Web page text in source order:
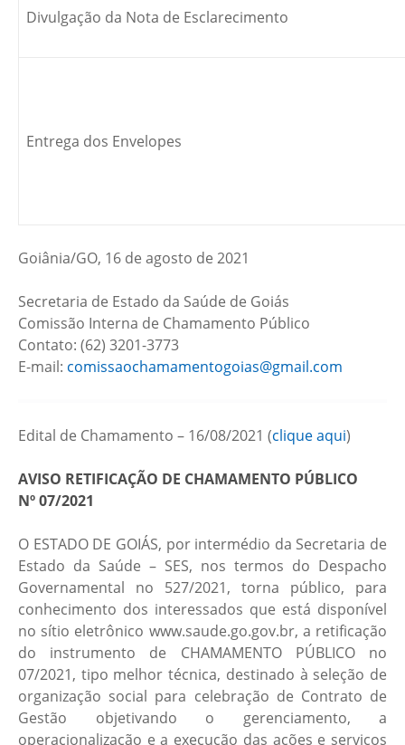
Divulgação da Nota de Esclarecimento
Entrega dos Envelopes
Goiânia/GO, 16 de agosto de 2021
Secretaria de Estado da Saúde de Goiás
Comissão Interna de Chamamento Público
Contato: (62) 3201-3773
E-mail: comissaochamamentogoias@gmail.com
Edital de Chamamento – 16/08/2021 (clique aqui)
AVISO RETIFICAÇÃO DE CHAMAMENTO PÚBLICO
Nº 07/2021
O ESTADO DE GOIÁS, por intermédio da Secretaria de
Estado da Saúde – SES, nos termos do Despacho
Governamental no 527/2021, torna público, para
conhecimento dos interessados que está disponível
no sítio eletrônico www.saude.go.gov.br, a retificação
do instrumento de CHAMAMENTO PÚBLICO no
07/2021, tipo melhor técnica, destinado à seleção de
organização social para celebração de Contrato de
Gestão objetivando o gerenciamento, a
operacionalização e a execução das ações e serviços